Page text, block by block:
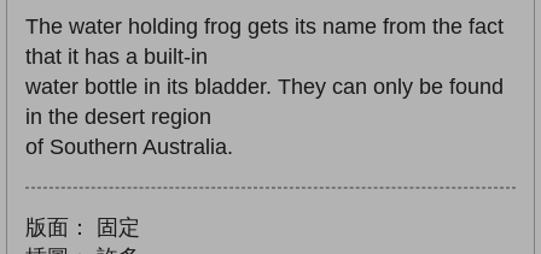
The water holding frog gets its name from the fact
that it has a built-in
water bottle in its bladder. They can only be found
in the desert region
of Southern Australia.
版面：
固定